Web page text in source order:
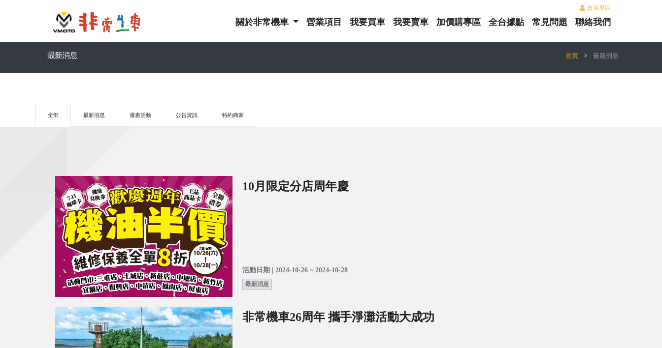
會員專區
關於非常機車 營業項目 我要買車 我要賣車 加價購專區 全台據點 常見問題 聯絡我們
最新消息 首頁 最新消息
全部 最新消息 優惠活動 公告資訊 特約商家
10月限定分店周年慶
活動日期 | 2024-10-26 ~ 2024-10-28
最新消息
非常機車26周年 攜手淨灘活動大成功